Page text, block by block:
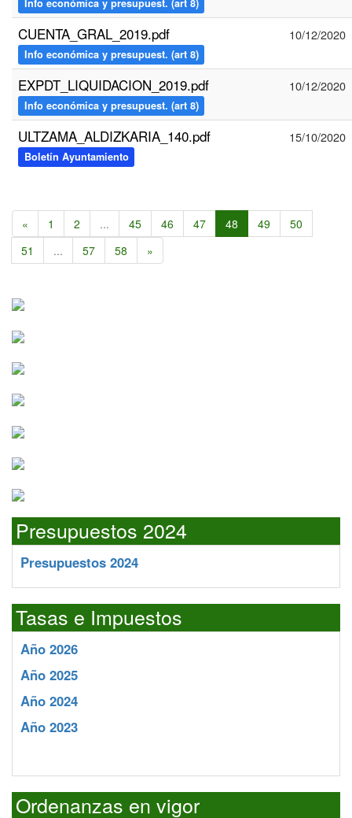
Info económica y presupuest. (art 8)
CUENTA_GRAL_2019.pdf
Info económica y presupuest. (art 8)
10/12/2020
EXPDT_LIQUIDACION_2019.pdf
Info económica y presupuest. (art 8)
10/12/2020
ULTZAMA_ALDIZKARIA_140.pdf
Boletín Ayuntamiento
15/10/2020
« 1 2 ... 45 46 47 48 49
50
51
... 57 58 »
Presupuestos 2024
Presupuestos 2024
Tasas e Impuestos
Año 2026
Año 2025
Año 2024
Año 2023
Ordenanzas en vigor